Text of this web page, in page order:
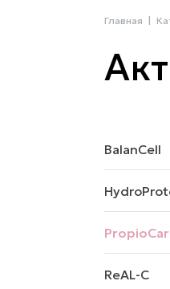
Главная
BalanCell
ReAL-C